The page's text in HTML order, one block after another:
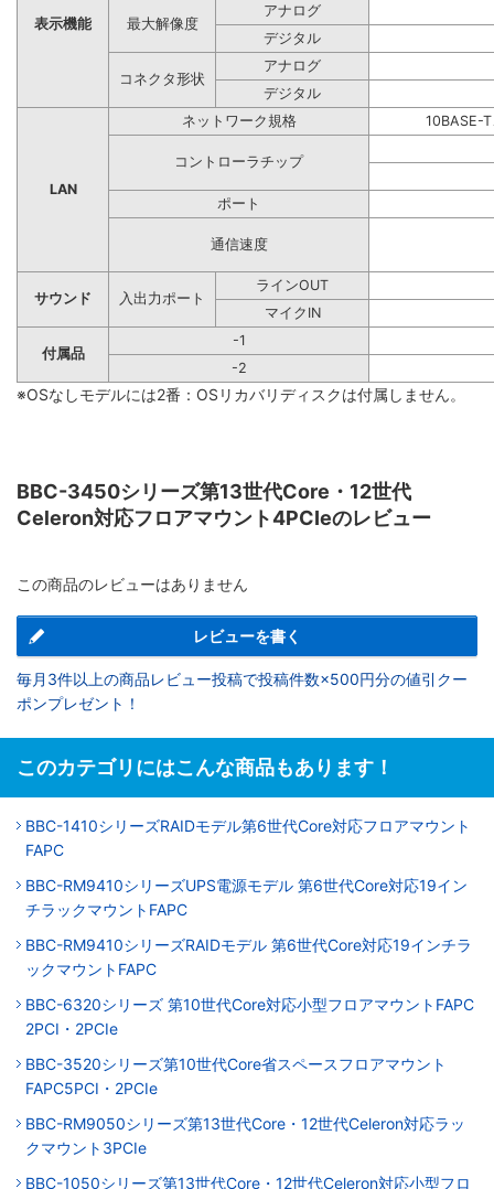
表示機能 最大解像度
アナログ
デジタル
コネクタ形状
アナログ
デジタル
LAN
ネットワーク規格 10BASE-
コントローラチップ
ポート
通信速度
サウンド 入出力ポート
ラインOUT
マイクIN
付属品
-1
-2
※OSなしモデルには2番：OSリカバリディスクは付属しません。
BBC-3450シリーズ第13世代Core・12世代
Celeron対応フロアマウント4PCIeのレビュー
この商品のレビューはありません
レビューを書く
毎月3件以上の商品レビュー投稿で投稿件数×500円分の値引クー
ポンプレゼント！
このカテゴリにはこんな商品もあります！
BBC-1410シリーズRAIDモデル第6世代Core対応フロアマウント
FAPC
BBC-RM9410シリーズUPS電源モデル 第6世代Core対応19イン
チラックマウントFAPC
BBC-RM9410シリーズRAIDモデル 第6世代Core対応19インチラ
ックマウントFAPC
BBC-6320シリーズ 第10世代Core対応小型フロアマウントFAPC
2PCI・2PCIe
BBC-3520シリーズ第10世代Core省スペースフロアマウント
FAPC5PCI・2PCIe
BBC-RM9050シリーズ第13世代Core・12世代Celeron対応ラッ
クマウント3PCIe
BBC-1050シリーズ第13世代Core・12世代Celeron対応小型フロ